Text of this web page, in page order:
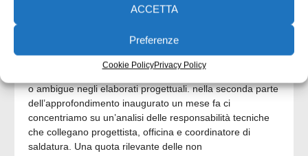
ACCETTA
Preferenze
Cookie PolicyPrivacy Policy
UNI EN 1090: il punto di contatto tra
progettazione ed esecuzione
o ambigue negli elaborati progettuali. nella seconda parte
dell’approfondimento inaugurato un mese fa ci
concentriamo su un’analisi delle responsabilità tecniche
che collegano progettista, officina e coordinatore di
saldatura. Una quota rilevante delle non